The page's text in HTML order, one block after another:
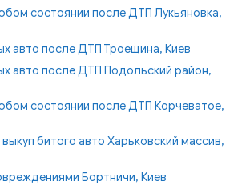
состоянии после ДТП Лукьяновка,
авто после ДТП Троещина, Киев
авто после ДТП Подольский район,
состоянии после ДТП Корчеватое,
битого авто Харьковский массив,
Бортничи, Киев